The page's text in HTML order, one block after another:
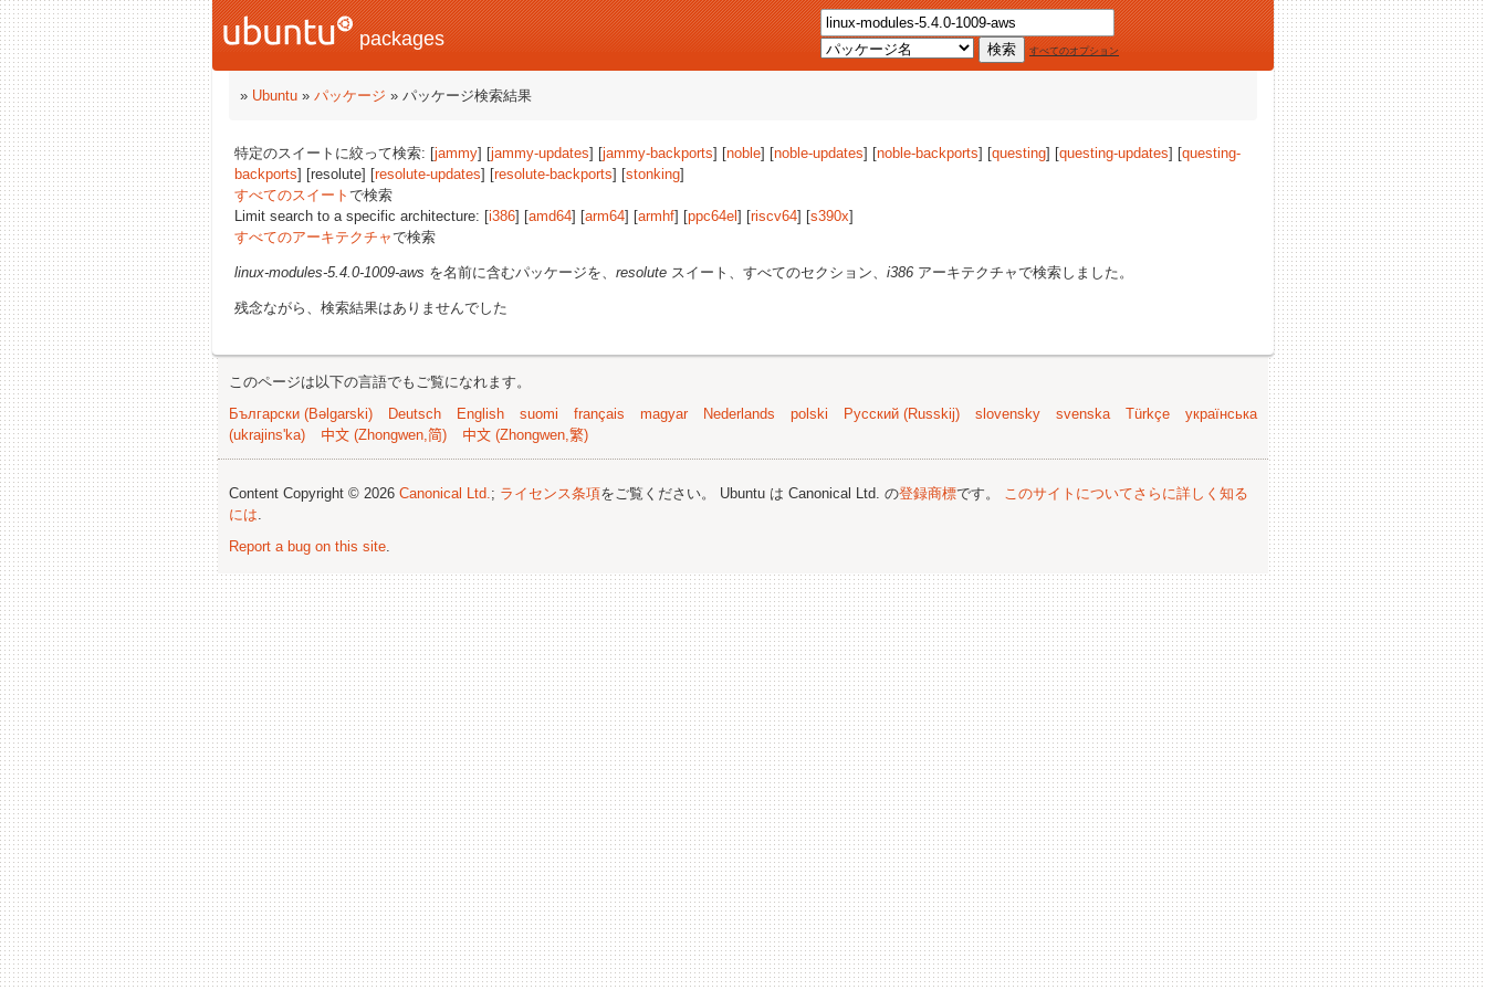
packages
すべてのオプション
» Ubuntu » パッケージ » パッケージ検索結果
特定のスイートに絞って検索: [jammy] [jammy-updates] [jammy-backports] [noble] [noble-updates] [noble-backports] [questing] [questing-updates] [questing-
backports] [resolute] [resolute-updates] [resolute-backports] [stonking]
すべてのスイート で検索
Limit search to a specific architecture: [i386] [amd64] [arm64] [armhf] [ppc64el ] [riscv64] [s390x]
すべてのアーキテクチャで検索
linux-modules-5.4.0-1009-aws を名前に含むパッケージを、 resolute スイート、すべてのセクション、 i386 アーキテクチャで検索しました。
残念ながら、検索結果はありませんでした
このページは以下の言語でもご覧になれます。
Български (Bəlgarski)
Deutsch English suomi français magyar Nederlands polski Русский (Russkij) slovensky svenska Türkçe
українська
(ukrajins'ka)
中文 (Zhongwen,简) 中文 (Zhongwen,繁)
Content Copyright © 2026 Canonical Ltd.; ライセンス条項をご覧ください。 Ubuntu は Canonical Ltd. の登録商標です。 このサイトについてさらに詳しく知る
には.
Report a bug on this site.